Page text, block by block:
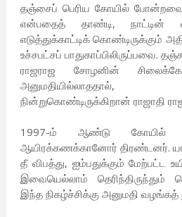
தஞ்சைப் பெரிய கோயில்
என்பதைத் தாண்டி, நாட்டின்
எடுத்துக்காட்டிக் கொண்டிருக்கும்
உச்சபட்சப் பாதுகாப்பிலிருப்பவை.
ராஜராஜ சோழனின்
அனுமதியில்லாததால்,
நின்றுகொண்டிருக்கிறான் ராஜாதி
1997-ம் ஆண்டு கோயில்
ஆயிரக்கணக்கானோர் திரண்டனர்.
தீ விபத்து, ஐம்பதுக்கும் மேற்பட்ட
இவையெல்லாம் தெரிந்திருந்தும்
இந்த நிகழ்ச்சிக்கு அனுமதி வழங்கத்